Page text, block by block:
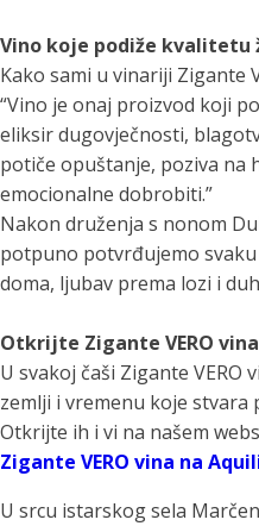
Vino koje podiže kvalitetu
Kako sami u vinariji Zigante
“Vino je onaj proizvod koji
eliksir dugovječnosti,
potiče opuštanje, poziva na
emocionalne dobrobiti.”
Nakon druženja s nonom
potpuno potvrđujemo
doma, ljubav prema lozi i
Otkrijte Zigante VERO vina
U svakoj čaši Zigante VERO
zemlji i vremenu koje stvara
Otkrijte ih i vi na našem
Zigante VERO vina na
U srcu istarskog sela